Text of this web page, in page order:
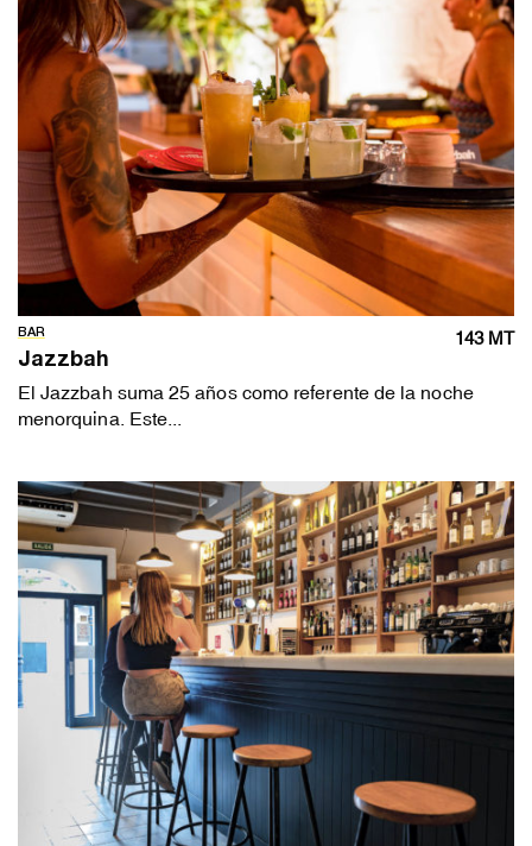
BAR 143 MT
Jazzbah
El Jazzbah suma 25 años como referente de la noche
menorquina. Este...